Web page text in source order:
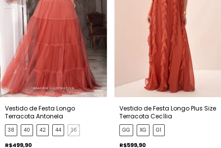
Vestido de Festa Longo
Terracota Antonela
38 40 42 44 36
R$499,90
Vestido de Festa Longo Plus Size
Terracota Cecília
GG XG G1
R$599,90